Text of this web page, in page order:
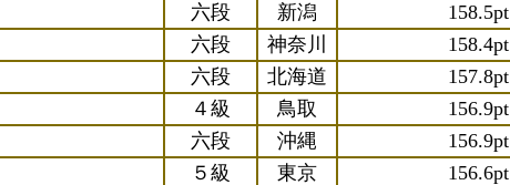
六段 新潟
158.5pt
六段 神奈川
158.4pt
六段 北海道
157.8pt
４級 鳥取
156.9pt
六段 沖縄
156.9pt
５級 東京
156.6pt